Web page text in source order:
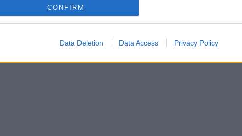
CONFIRM
Data Deletion Data Access Privacy Policy